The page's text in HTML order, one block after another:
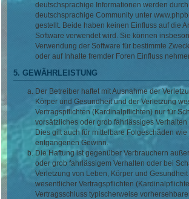
deutschsprachige Informationen werden
deutschsprachige Community unter
gestellt. Beide haben keinen Einfluss auf die
Software verwendet wird. Sie können
Verwendung der Software für bestimmte
oder auf Inhalte fremder Foren Einfluss
5. GEWÄHRLEISTUNG
Der Betreiber haftet mit Ausnahme der
Körper und Gesundheit und der Verletzung
Vertragspflichten (Kardinalpflichten) nur für
vorsätzliches oder grob fahrlässiges Verhalten
Dies gilt auch für mittelbare Folgeschäden
entgangenen Gewinn.
Die Haftung ist gegenüber Verbrauchern
oder grob fahrlässigem Verhalten oder bei
Verletzung von Leben, Körper und
wesentlicher Vertragspflichten
Vertragsschluss typischerweise